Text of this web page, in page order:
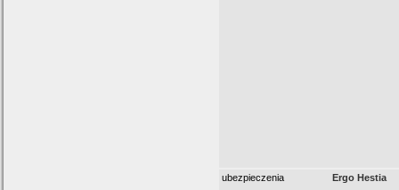
ubezpieczenia Ergo Hestia